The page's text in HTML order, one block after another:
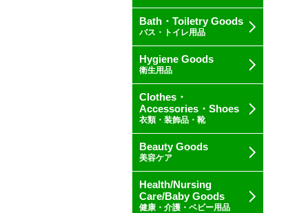
Bath・Toiletry Goods
バス・トイレ用品
Hygiene Goods
衛生用品
Clothes・
Accessories・Shoes
衣類・装飾品・靴
Beauty Goods
美容ケア
Health/Nursing
Care/Baby Goods
健康・介護・ベビー用品